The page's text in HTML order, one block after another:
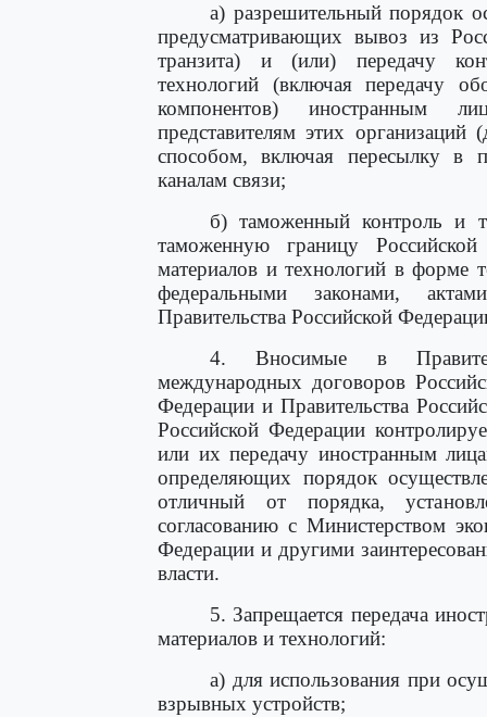
а) разрешительный порядок
предусматривающих вывоз из
транзита) и (или) передачу
технологий (включая передачу
компонентов) иностранным
представителям этих
способом, включая пересылку в
каналам связи;
б) таможенный контроль и
таможенную границу
материалов и технологий в форме
федеральными законами,
Правительства Российской
4. Вносимые в
международных договоров
Федерации и Правительства
Российской Федерации
или их передачу иностранным
определяющих порядок
отличный от порядка,
согласованию с Министерством
Федерации и другими
власти.
5. Запрещается передача
материалов и технологий:
а) для использования при
взрывных устройств;